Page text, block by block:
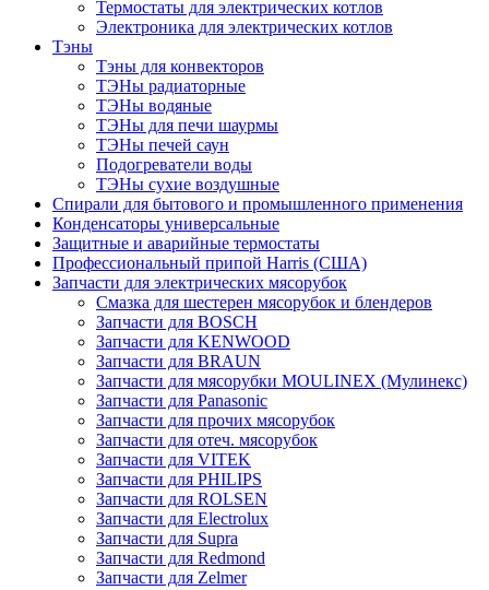
Термостаты для электрических котлов
Электроника для электрических котлов
Тэны
Тэны для конвекторов
ТЭНы радиаторные
ТЭНы водяные
ТЭНы для печи шаурмы
ТЭНы печей саун
Подогреватели воды
ТЭНы сухие воздушные
Спирали для бытового и промышленного применения
Конденсаторы универсальные
Защитные и аварийные термостаты
Профессиональный припой Harris (США)
Запчасти для электрических мясорубок
Смазка для шестерен мясорубок и блендеров
Запчасти для BOSCH
Запчасти для KENWOOD
Запчасти для BRAUN
Запчасти для мясорубки MOULINEX (Мулинекс)
Запчасти для Panasonic
Запчасти для прочих мясорубок
Запчасти для отеч. мясорубок
Запчасти для VITEK
Запчасти для PHILIPS
Запчасти для ROLSEN
Запчасти для Electrolux
Запчасти для Supra
Запчасти для Redmond
Запчасти для Zelmer